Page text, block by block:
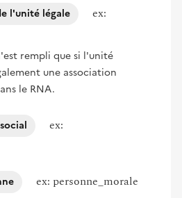
l'unité légale
ex:
rempli que si l'unité
une association
le RNA.
ex:
ex: personne_morale